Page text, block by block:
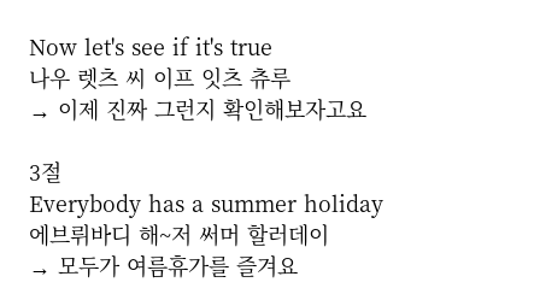
Now let's see if it's true
나우 렛츠 씨 이프 잇츠 츄루
→ 이제 진짜 그런지 확인해보자고요
3절
Everybody has a summer holiday
에브뤼바디 해~저 써머 할러데이
→ 모두가 여름휴가를 즐겨요